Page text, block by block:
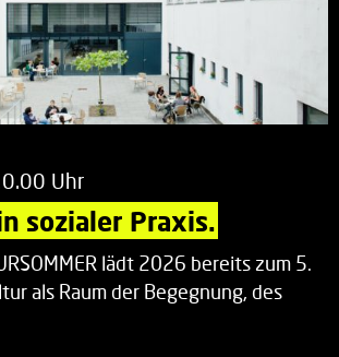
Uhr
sozialer Praxis.
lädt 2026 bereits zum 5.
als Raum der Begegnung, des